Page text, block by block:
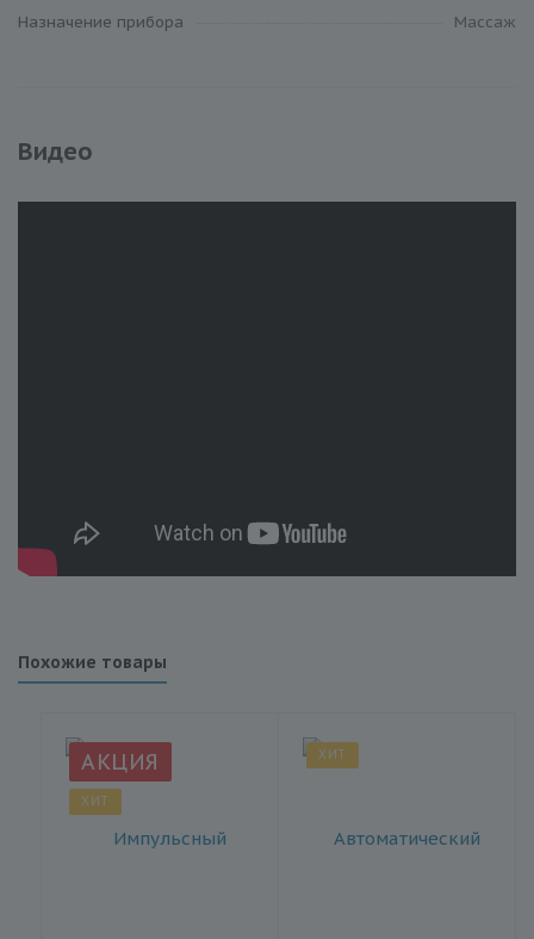
Назначение прибора
Массаж
Видео
Похожие товары
АКЦИЯ
ХИТ
ХИТ